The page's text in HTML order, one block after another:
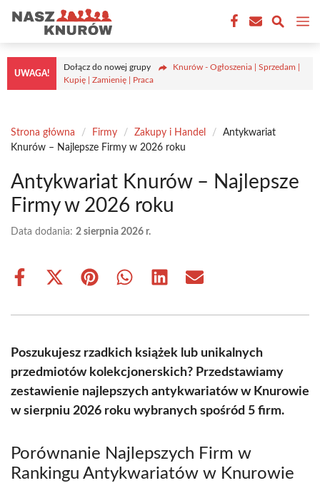
treści
UWAGA!
Dołącz do nowej grupy
Knurów - Ogłoszenia | Sprzedam |
Kupię | Zamienię | Praca
Strona główna / Firmy / Zakupy i Handel /
Antykwariat
Knurów – Najlepsze Firmy w 2026 roku
Antykwariat Knurów – Najlepsze
Firmy w 2026 roku
Data dodania: 2 sierpnia 2026 r.
Share
Share
(Twitter)
Share Share Share Share
Poszukujesz rzadkich książek lub unikalnych
przedmiotów kolekcjonerskich? Przedstawiamy
zestawienie najlepszych antykwariatów w Knurowie
w sierpniu 2026 roku wybranych spośród 5 firm.
Porównanie Najlepszych Firm w
Rankingu Antykwariatów w Knurowie